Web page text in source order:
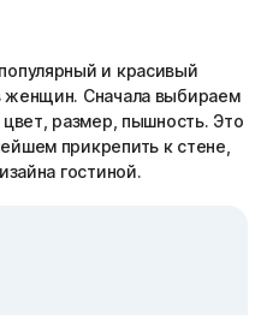
и красивый
женщин. Сначала выбираем
размер, пышность. Это
прикрепить к стене,
гостиной.